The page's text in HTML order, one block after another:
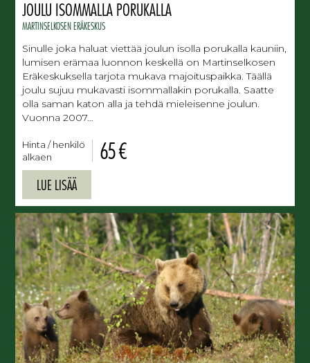
JOULU ISOMMALLA PORUKALLA
MARTINSELKOSEN ERÄKESKUS
Sinulle joka haluat viettää joulun isolla porukalla kauniin,
lumisen erämaa luonnon keskellä on Martinselkosen
Eräkeskuksella tarjota mukava majoituspaikka. Täällä
joulu sujuu mukavasti isommallakin porukalla. Saatte
olla saman katon alla ja tehdä mieleisenne joulun.
Vuonna 2007…
Hinta / henkilö
alkaen
65 €
LUE LISÄÄ